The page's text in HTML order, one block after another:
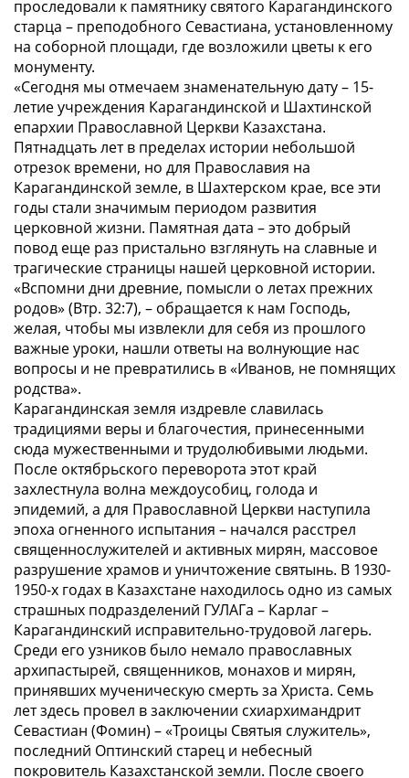
проследовали к памятнику святого Карагандинского
старца – преподобного Севастиана, установленному
на соборной площади, где возложили цветы к его
монументу.
«Сегодня мы отмечаем знаменательную дату – 15-
летие учреждения Карагандинской и Шахтинской
епархии Православной Церкви Казахстана.
Пятнадцать лет в пределах истории небольшой
отрезок времени, но для Православия на
Карагандинской земле, в Шахтерском крае, все эти
годы стали значимым периодом развития
церковной жизни. Памятная дата – это добрый
повод еще раз пристально взглянуть на славные и
трагические страницы нашей церковной истории.
«Вспомни дни древние, помысли о летах прежних
родов» (Втр. 32:7), – обращается к нам Господь,
желая, чтобы мы извлекли для себя из прошлого
важные уроки, нашли ответы на волнующие нас
вопросы и не превратились в «Иванов, не помнящих
родства».
Карагандинская земля издревле славилась
традициями веры и благочестия, принесенными
сюда мужественными и трудолюбивыми людьми.
После октябрьского переворота этот край
захлестнула волна междоусобиц, голода и
эпидемий, а для Православной Церкви наступила
эпоха огненного испытания – начался расстрел
священнослужителей и активных мирян, массовое
разрушение храмов и уничтожение святынь. В 1930-
1950-х годах в Казахстане находилось одно из самых
страшных подразделений ГУЛАГа – Карлаг –
Карагандинский исправительно-трудовой лагерь.
Среди его узников было немало православных
архипастырей, священников, монахов и мирян,
принявших мученическую смерть за Христа. Семь
лет здесь провел в заключении схиархимандрит
Севастиан (Фомин) – «Троицы Святыя служитель»,
последний Оптинский старец и небесный
покровитель Казахстанской земли. После своего